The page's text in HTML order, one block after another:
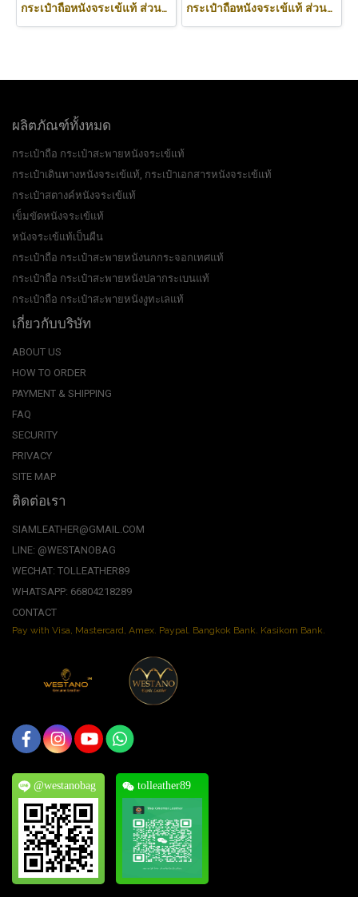
กระเป๋าถือหนังจระเข้แท้ ส่วนท้อง สีดำ รหัส CRW0219H-BL กระเป๋าถือหนังจระเข้แท้ ส่วนท้อง สีดำ ทรงนิ่ม น้ำหนักเบา รหัส CODE: CRW0222H-BL
ผลิตภัณฑ์ทั้งหมด
กระเป๋าถือ กระเป๋าสะพายหนังจระเข้แท้
กระเป๋าเดินทางหนังจระเข้แท้, กระเป๋าเอกสารหนังจระเข้แท้
กระเป๋าสตางค์หนังจระเข้แท้
เข็มขัดหนังจระเข้แท้
หนังจระเข้แท้เป็นผืน
กระเป๋าถือ กระเป๋าสะพายหนังนกกระจอกเทศแท้
กระเป๋าถือ กระเป๋าสะพายหนังปลากระเบนแท้
กระเป๋าถือ กระเป๋าสะพายหนังงูทะเลแท้
เกี่ยวกับบริษัท
ABOUT US
HOW TO ORDER
PAYMENT & SHIPPING
FAQ
SECURITY
PRIVACY
SITE MAP
ติดต่อเรา
SIAMLEATHER@GMAIL.COM
LINE: @WESTANOBAG
WECHAT: TOLLEATHER89
WHATSAPP: 66804218289
CONTACT
Pay with Visa, Mastercard, Amex. Paypal. Bangkok Bank. Kasikorn Bank.
@westanobag tolleather89